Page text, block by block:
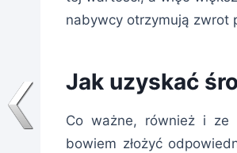
nabywcy otrzymują zwrot
Jak uzyskać
Co ważne, również i ze
bowiem złożyć